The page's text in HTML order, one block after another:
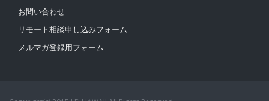
お問い合わせ
リモート相談申し込みフォーム
メルマガ登録用フォーム